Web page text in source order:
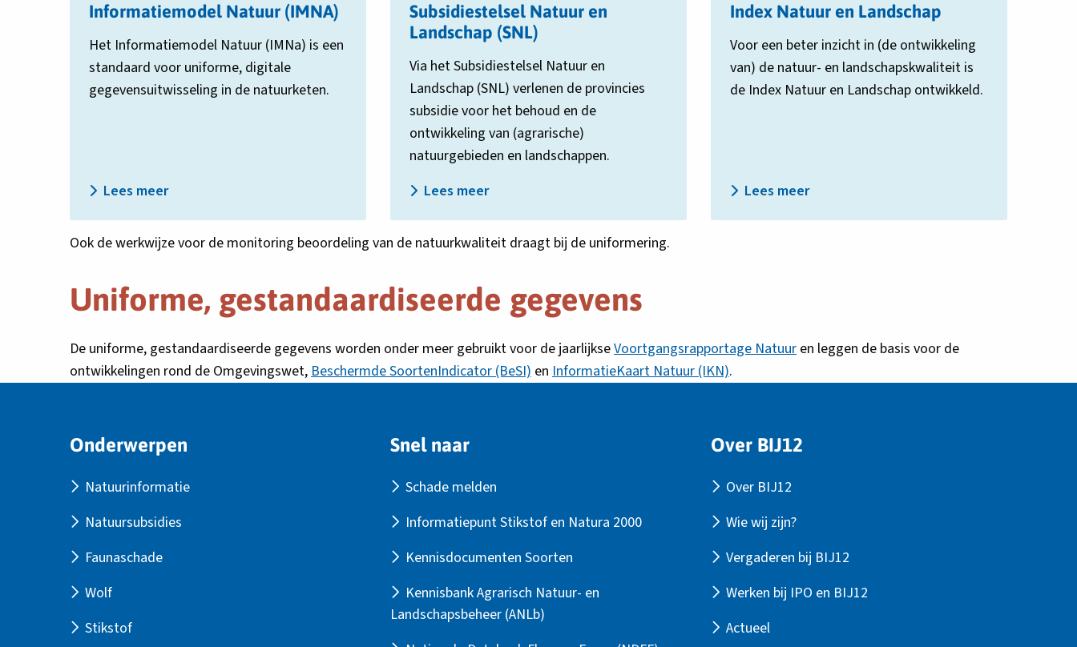
Informatiemodel Natuur (IMNA)
Het Informatiemodel Natuur (IMNa) is een
standaard voor uniforme, digitale
gegevensuitwisseling in de natuurketen.
Lees meer
meer
Informatiemodel
Natuur
(IMNA)
Subsidiestelsel Natuur en
Landschap (SNL)
Via het Subsidiestelsel Natuur en
Landschap (SNL) verlenen de provincies
subsidie voor het behoud en de
ontwikkeling van (agrarische)
natuurgebieden en landschappen.
Lees meer
meer
over
Natuur
Landschap
(SNL)
Index Natuur en Landschap
Voor een beter inzicht in (de ontwikkeling
van) de natuur- en landschapskwaliteit is
de Index Natuur en Landschap ontwikkeld.
Lees meer
meer
Index
Natuur
Ook de werkwijze voor de monitoring beoordeling van de natuurkwaliteit draagt bij de uniformering.
Uniforme, gestandaardiseerde gegevens
De uniforme, gestandaardiseerde gegevens worden onder meer gebruikt voor de jaarlijkseVoortgangsrapportage Natuur en leggen de basis voor de
ontwikkelingen rond de Omgevingswet,Beschermde SoortenIndicator (BeSI) en InformatieKaart Natuur (IKN).
Onderwerpen
Natuurinformatie
Natuursubsidies
Faunaschade
Wolf
Stikstof
Snel naar
Schade melden
Informatiepunt Stikstof en Natura 2000
Kennisdocumenten Soorten
Kennisbank Agrarisch Natuur- en
Landschapsbeheer (ANLb)
Over BIJ12
Over BIJ12
Wie wij zijn?
Vergaderen bij BIJ12
Werken bij IPO en BIJ12
Actueel